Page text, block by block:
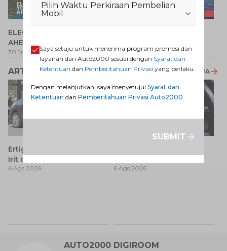
ELECTRIFY YOUR PATH
AHEAD
30 Jul 2026-31 Ags 2026 1 Jul 2026 - 31 Ags 2026
ARTIKEL LAINNYA LIHAT SEMUA
Ertiga Diesel Bekas: MPV
Irit dengan Karakter Mesin
Tangguh untuk
6 Ags 2026
Terbaru 2026 dan
6 Ags 2026
AUTO2000 DIGIROOM
Pilih Waktu Perkiraan Pembelian
Mobil
Saya setuju untuk menerima program promosi dan
layanan dari Auto2000 sesuai dengan Syarat dan
Ketentuan dan Pemberitahuan Privasi yang berlaku.
Dengan melanjutkan, saya menyetujui Syarat dan
Ketentuan dan Pemberitahuan Privasi Auto2000
SUBMIT